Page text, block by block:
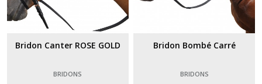
Bridon Canter ROSE GOLD
BRIDONS
Bridon Bombé Carré
BRIDONS